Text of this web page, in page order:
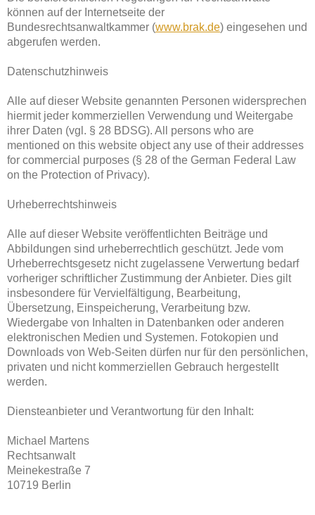
können auf der Internetseite der
Bundesrechtsanwaltkammer (www.brak.de) eingesehen und
abgerufen werden.
Datenschutzhinweis
Alle auf dieser Website genannten Personen widersprechen
hiermit jeder kommerziellen Verwendung und Weitergabe
ihrer Daten (vgl. § 28 BDSG). All persons who are
mentioned on this website object any use of their addresses
for commercial purposes (§ 28 of the German Federal Law
on the Protection of Privacy).
Urheberrechtshinweis
Alle auf dieser Website veröffentlichten Beiträge und
Abbildungen sind urheberrechtlich geschützt. Jede vom
Urheberrechtsgesetz nicht zugelassene Verwertung bedarf
vorheriger schriftlicher Zustimmung der Anbieter. Dies gilt
insbesondere für Vervielfältigung, Bearbeitung,
Übersetzung, Einspeicherung, Verarbeitung bzw.
Wiedergabe von Inhalten in Datenbanken oder anderen
elektronischen Medien und Systemen. Fotokopien und
Downloads von Web-Seiten dürfen nur für den persönlichen,
privaten und nicht kommerziellen Gebrauch hergestellt
werden.
Diensteanbieter und Verantwortung für den Inhalt:
Michael Martens
Rechtsanwalt
Meinekestraße 7
10719 Berlin